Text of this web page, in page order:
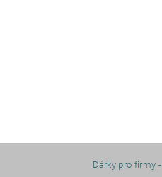
Dárky pro firmy